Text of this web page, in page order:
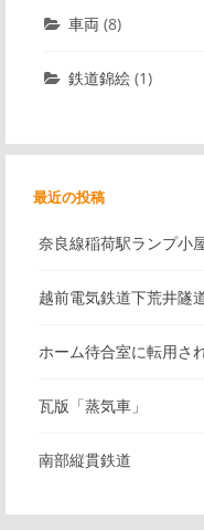
車両 (8)
鉄道錦絵 (1)
最近の投稿
奈良線稲荷駅ランプ小
越前電気鉄道下荒井隧
ホーム待合室に転用さ
瓦版「蒸気車」
南部縦貫鉄道